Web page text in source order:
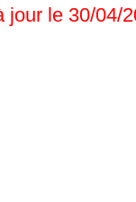
le 30/04/